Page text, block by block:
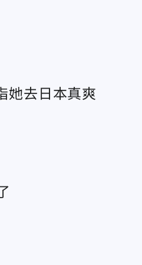
她去日本真爽